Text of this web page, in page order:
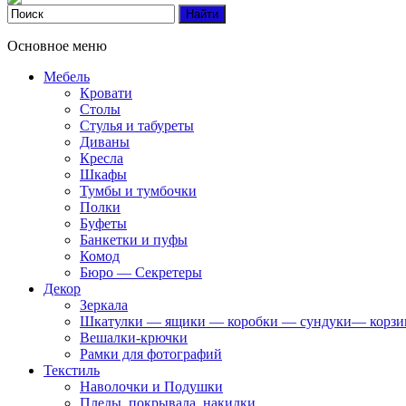
Основное меню
Мебель
Кровати
Столы
Стулья и табуреты
Диваны
Кресла
Шкафы
Тумбы и тумбочки
Полки
Буфеты
Банкетки и пуфы
Комод
Бюро — Секретеры
Декор
Зеркала
Шкатулки — ящики — коробки — сундуки—
Вешалки-крючки
Рамки для фотографий
Текстиль
Наволочки и Подушки
Пледы, покрывала, накидки